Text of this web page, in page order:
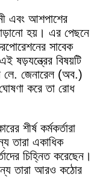
এবং আশপাশের
হয়। এর পেছনে
সাবেক
ষড়যন্ত্রের বিষয়টি
লে. জেনারেল (অব.)
ঘোষণা করে তা রোধ
শীর্ষ কর্মকর্তারা
তারা একাধিক
চিহ্নিত করেছেন।
তারা আরও কঠোর